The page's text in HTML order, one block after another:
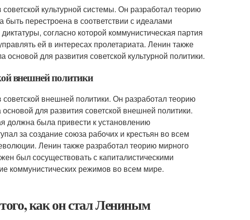
культурной системы. Он разработал теорию
быть перестроена в соответствии с идеалами
согласно которой коммунистическая партия
ей в интересах пролетариата. Ленин также
для развития советской культурной политики.
внешней политики
внешней политики. Он разработал теорию
для развития советской внешней политики.
должна была привести к установлению
за создание союза рабочих и крестьян во всем
Ленин также разработал теорию мирного
был сосуществовать с капиталистическими
коммунистических режимов во всем мире.
как он стал Лениным